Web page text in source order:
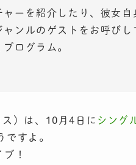
ーを紹介したり、彼女自
ンルのゲストをお呼びし
ログラム。
）は、10月4日に シング
ですよ。
！